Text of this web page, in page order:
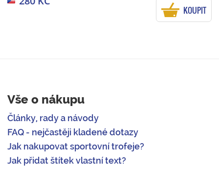
KOUPIT
Vše o nákupu
Články, rady a návody
FAQ - nejčastěji kladené dotazy
Jak nakupovat sportovní trofeje?
Jak přidat štítek vlastní text?